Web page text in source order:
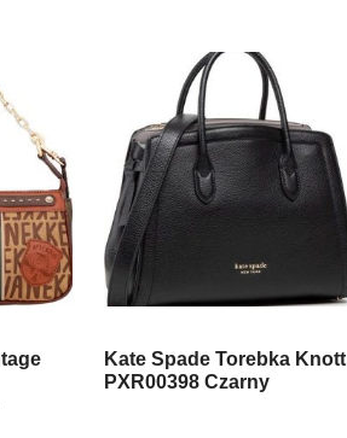
Kate Spade Torebka Knott
PXR00398 Czarny